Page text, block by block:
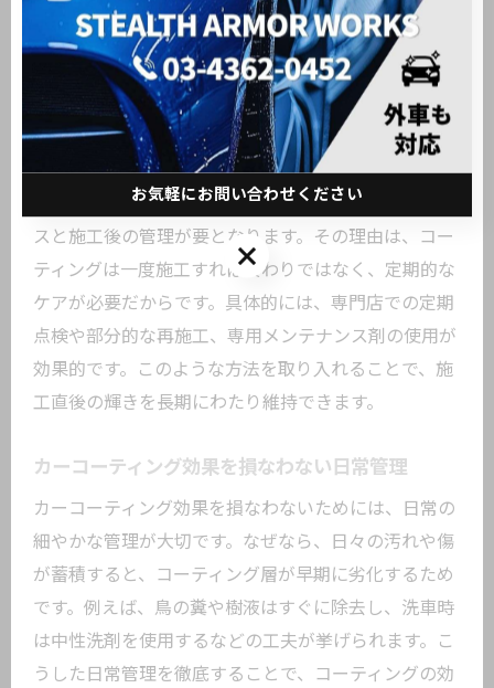
度の洗車が推奨されます。適切な頻度での洗車を徹底
することで、コーティングの光沢や保護機能を長く維
持できます。
愛車の輝きを長持ちさせるコーティング方法
愛車の輝きを長持ちさせるには、段階的なメンテナン
スと施工後の管理が要となります。その理由は、コー
ティングは一度施工すれば終わりではなく、定期的な
ケアが必要だからです。具体的には、専門店での定期
点検や部分的な再施工、専用メンテナンス剤の使用が
効果的です。このような方法を取り入れることで、施
工直後の輝きを長期にわたり維持できます。
カーコーティング効果を損なわない日常管理
カーコーティング効果を損なわないためには、日常の
細やかな管理が大切です。なぜなら、日々の汚れや傷
が蓄積すると、コーティング層が早期に劣化するため
です。例えば、鳥の糞や樹液はすぐに除去し、洗車時
は中性洗剤を使用するなどの工夫が挙げられます。こ
うした日常管理を徹底することで、コーティングの効
お気軽にお問い合わせください
お気軽にお問い合わせください